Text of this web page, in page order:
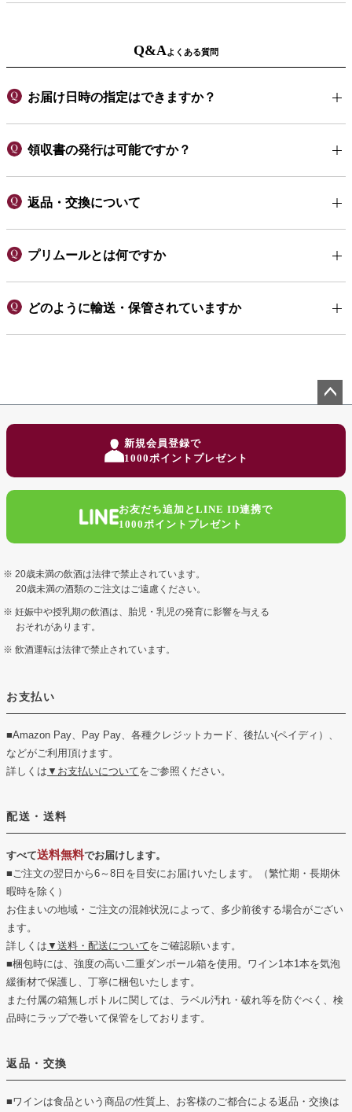
Q&Aよくある質問
お届け日時の指定はできますか？
領収書の発行は可能ですか？
返品・交換について
プリムールとは何ですか
どのように輸送・保管されていますか
新規会員登録で
1000ポイントプレゼント
お友だち追加とLINE ID連携で
1000ポイントプレゼント
20歳未満の飲酒は法律で禁止されています。
20歳未満の酒類のご注文はご遠慮ください。
妊娠中や授乳期の飲酒は、胎児・乳児の発育に影響を与える
おそれがあります。
飲酒運転は法律で禁止されています。
お支払い
■Amazon Pay、Pay Pay、各種クレジットカード、後払い(ペイディ）、
などがご利用頂けます。
詳しくは ▼お支払いについてをご参照ください。
配送・送料
すべて送料無料でお届けします。
■ご注文の翌日から6～8日を目安にお届けいたします。（繁忙期・長期休
暇時を除く）
お住まいの地域・ご注文の混雑状況によって、多少前後する場合がござい
ます。
詳しくは ▼送料・配送についてをご確認願います。
■梱包時には、強度の高い二重ダンボール箱を使用。ワイン1本1本を気泡
緩衝材で保護し、丁寧に梱包いたします。
また付属の箱無しボトルに関しては、ラベル汚れ・破れ等を防ぐべく、検
品時にラップで巻いて保管をしております。
返品・交換
■ワインは食品という商品の性質上、お客様のご都合による返品・交換は